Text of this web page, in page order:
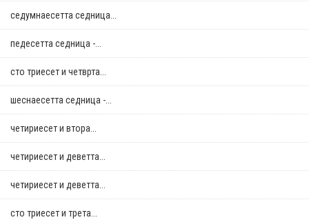
седумнаесетта седница...
педесетта седница -...
сто триесет и четврта...
шеснаесетта седница -...
четириесет и втора...
четириесет и деветта...
четириесет и деветта...
сто триесет и трета...